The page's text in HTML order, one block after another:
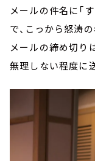
メールの件名に「
で、こっから怒涛
メールの締め切り
無理しない程度に